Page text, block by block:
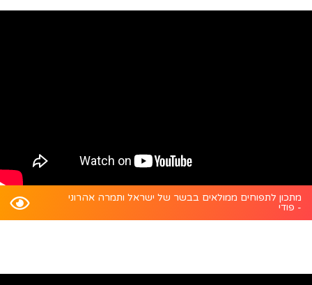
מתכון לתפוחים ממולאים בבשר של ישראל ותמרה אהרוני
- פודי